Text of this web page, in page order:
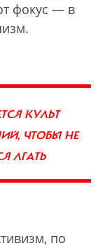
фокус — в
КУЛЬТ
ЧТОБЫ НЕ
ЛГАТЬ
по